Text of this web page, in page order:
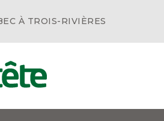
À TROIS-RIVIÈRES